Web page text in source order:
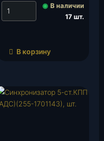
◉ В наличии
17 шт.
В корзину